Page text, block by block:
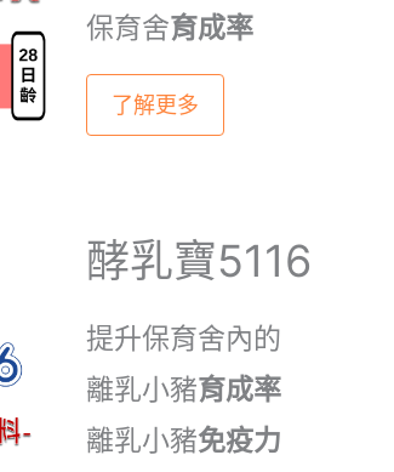
保育舍育成率
了解更多
酵乳寶5116
提升保育舍內的
離乳小豬育成率
離乳小豬免疫力